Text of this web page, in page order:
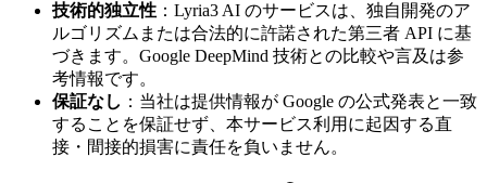
技術的独立性 ：Lyria3 AI のサービスは、独自開発のア
ルゴリズムまたは合法的に許諾された第三者 API に基
づきます。Google DeepMind 技術との比較や言及は参
考情報です。
保証なし ：当社は提供情報が Google の公式発表と一致
することを保証せず、本サービス利用に起因する直
接・間接的損害に責任を負いません。